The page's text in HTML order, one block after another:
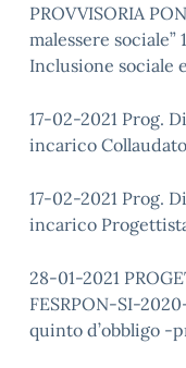
PROVVISORIA
malessere sociale”
Inclusione sociale
17-02-2021 Prog.
incarico
17-02-2021 Prog.
incarico
28-01-2021
FESRPON-SI-
quinto d’obbligo -